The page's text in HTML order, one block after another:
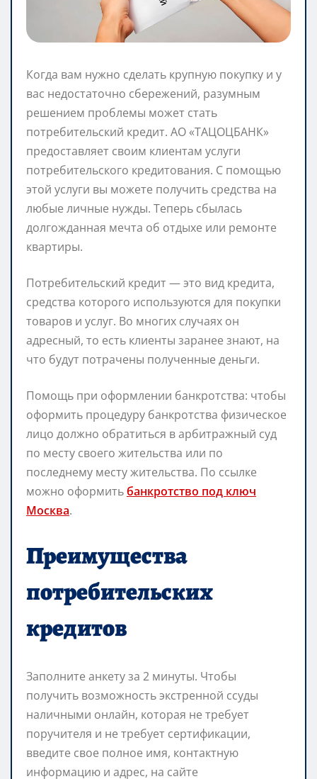
Когда вам нужно сделать крупную покупку и у
вас недостаточно сбережений, разумным
решением проблемы может стать
потребительский кредит. АО «ТАЦОЦБАНК»
предоставляет своим клиентам услуги
потребительского кредитования. С помощью
этой услуги вы можете получить средства на
любые личные нужды. Теперь сбылась
долгожданная мечта об отдыхе или ремонте
квартиры.
Потребительский кредит — это вид кредита,
средства которого используются для покупки
товаров и услуг. Во многих случаях он
адресный, то есть клиенты заранее знают, на
что будут потрачены полученные деньги.
Помощь при оформлении банкротства: чтобы
оформить процедуру банкротства физическое
лицо должно обратиться в арбитражный суд
по месту своего жительства или по
последнему месту жительства. По ссылке
можно оформитьбанкротство под ключ
Москва.
Преимущества
потребительских
кредитов
Заполните анкету за 2 минуты. Чтобы
получить возможность экстренной ссуды
наличными онлайн, которая не требует
поручителя и не требует сертификации,
введите свое полное имя, контактную
информацию и адрес, на сайте